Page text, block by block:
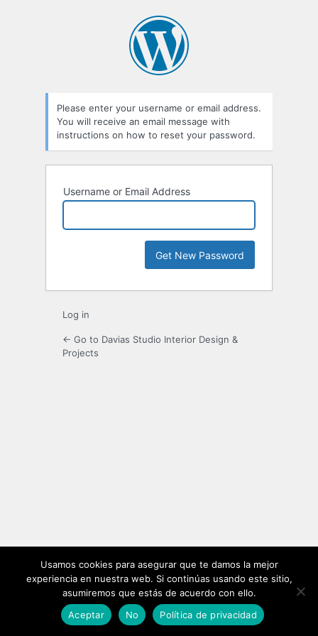
Please enter your username or email address.
You will receive an email message with
instructions on how to reset your password.
Username or Email Address
Log in
← Go to Davias Studio Interior Design &
Projects
Usamos cookies para asegurar que te damos la mejor
experiencia en nuestra web. Si continúas usando este sitio,
asumiremos que estás de acuerdo con ello.
Aceptar
No Política de privacidad